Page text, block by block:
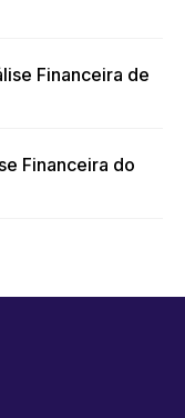
Financeira de
Financeira do